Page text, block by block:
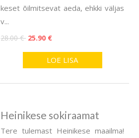
keset õilmitsevat aeda, ehkki väljas
v...
28.00 € 25.90 €
LOE LISA
Heinikese sokiraamat
Tere tulemast Heinikese maailma!